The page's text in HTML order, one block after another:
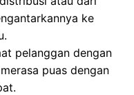
ke
pelanggan dengan
puas dengan